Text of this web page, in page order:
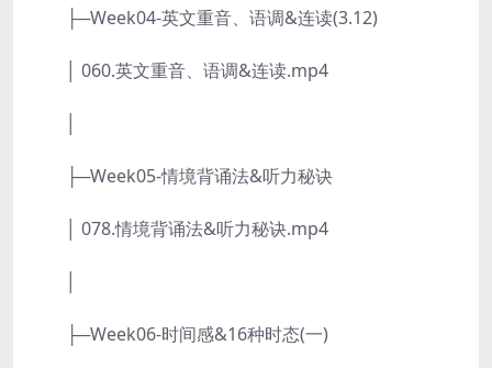
├─Week04-英文重音、语调&连读(3.12)
│ 060.英文重音、语调&连读.mp4
├─Week05-情境背诵法&听力秘诀
│ 078.情境背诵法&听力秘诀.mp4
├─Week06-时间感&16种时态(一)